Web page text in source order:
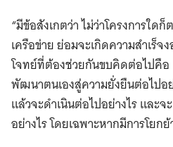
“มีข้อสังเกตว่า ไม่ว่าโครงการใด
เครือข่าย ย่อมจะเกิดความสำเร็
โจทย์ที่ต้องช่วยกันขบคิดต่อไปคือ
พัฒนาตนเองสู่ความยั่งยืนต่อไปอ
แล้วจะดำเนินต่อไปอย่างไร และจ
อย่างไร โดยเฉพาะหากมีการโยก